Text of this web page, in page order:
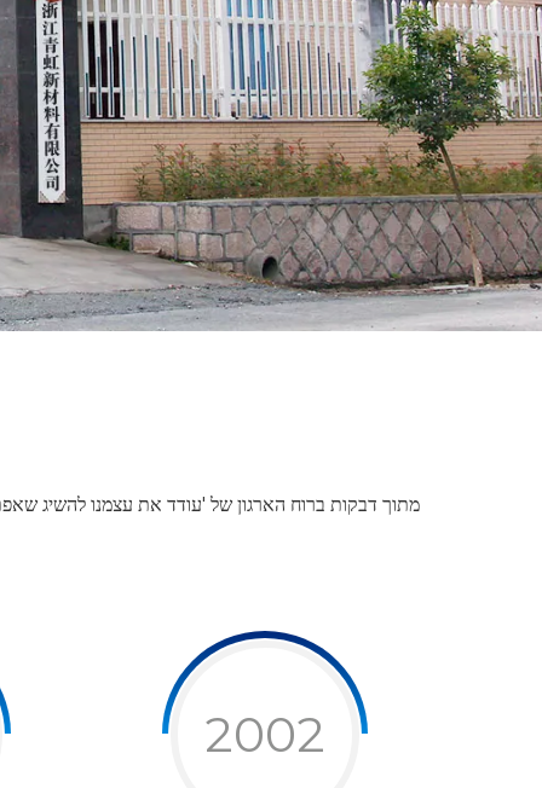
מתוך דבקות ברוח הארגון של 'עודד את עצמנו להשיג
2002